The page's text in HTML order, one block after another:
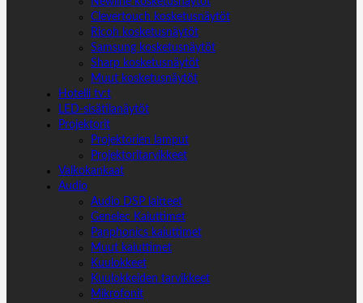
Clevertouch kosketusnäytöt
Ricoh kosketusnäytöt
Samsung kosketusnäytöt
Sharp kosketusnäytöt
Muut kosketusnäytöt
Hotelli tv:t
LED-sisätilanäytöt
Projektorit
Projektorien lamput
Projektoritarvikkeet
Valkokankaat
Audio
Audio DSP laitteet
Genelec Kaiuttimet
Panphonics kaiuttimet
Muut kaiuttimet
Kuulokkeet
Kuulokkeiden tarvikkeet
Mikrofonit